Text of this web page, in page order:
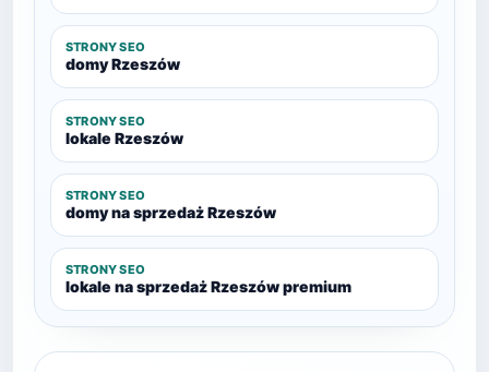
STRONY SEO
domy Rzeszów
STRONY SEO
lokale Rzeszów
STRONY SEO
domy na sprzedaż Rzeszów
STRONY SEO
lokale na sprzedaż Rzeszów premium